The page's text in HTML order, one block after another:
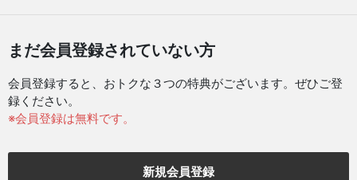
まだ会員登録されていない方
会員登録すると、おトクな３つの特典がございます。ぜひご登
録ください。
※会員登録は無料です。
新規会員登録